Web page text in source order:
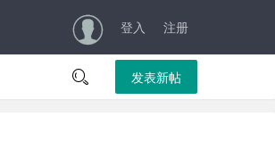
登入 注册
 发表新帖